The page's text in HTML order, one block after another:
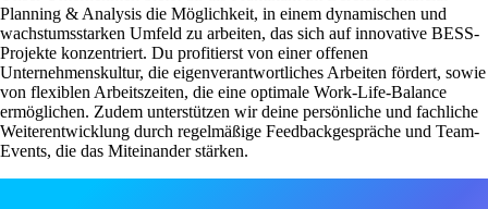
Planning & Analysis die Möglichkeit, in einem dynamischen und
wachstumsstarken Umfeld zu arbeiten, das sich auf innovative BESS-
Projekte konzentriert. Du profitierst von einer offenen
Unternehmenskultur, die eigenverantwortliches Arbeiten fördert, sowie
von flexiblen Arbeitszeiten, die eine optimale Work-Life-Balance
ermöglichen. Zudem unterstützen wir deine persönliche und fachliche
Weiterentwicklung durch regelmäßige Feedbackgespräche und Team-
Events, die das Miteinander stärken.